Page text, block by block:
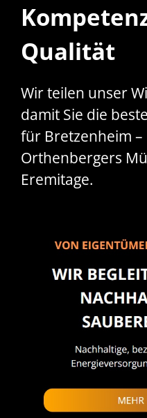
Qualität
Wir teilen unser
damit Sie die
für Bretzenheim –
Orthenbergers
Eremitage.